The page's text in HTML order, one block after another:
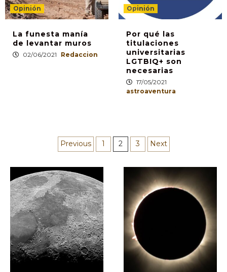
Opinión
La funesta manía
de levantar muros
02/06/2021 Redaccion
Opinión
Por qué las
titulaciones
universitarias
LGTBIQ+ son
necesarias
17/05/2021
astroaventura
Paginación
de
entradas
Previous 1 2 3 Next